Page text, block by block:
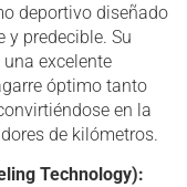
deportivo diseñado
y predecible. Su
excelente
óptimo tanto
en la
de kilómetros.
Technology):